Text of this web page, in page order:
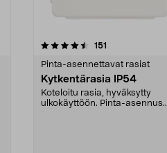
151
Pinta-asennettavat rasiat
Kytkentärasia IP54
Koteloitu rasia, hyväksytty
ulkokäyttöön. Pinta-asennus.
5.0 viidestä